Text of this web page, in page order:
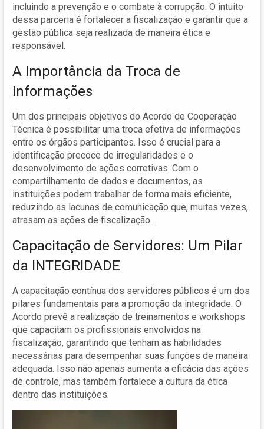
incluindo a prevenção e o combate à corrupção. O intuito
dessa parceria é fortalecer a fiscalização e garantir que a
gestão pública seja realizada de maneira ética e
responsável.
A Importância da Troca de
Informações
Um dos principais objetivos do Acordo de Cooperação
Técnica é possibilitar uma troca efetiva de informações
entre os órgãos participantes. Isso é crucial para a
identificação precoce de irregularidades e o
desenvolvimento de ações corretivas. Com o
compartilhamento de dados e documentos, as
instituições podem trabalhar de forma mais eficiente,
reduzindo as lacunas de comunicação que, muitas vezes,
atrasam as ações de fiscalização.
Capacitação de Servidores: Um Pilar
da INTEGRIDADE
A capacitação contínua dos servidores públicos é um dos
pilares fundamentais para a promoção da integridade. O
Acordo prevê a realização de treinamentos e workshops
que capacitam os profissionais envolvidos na
fiscalização, garantindo que tenham as habilidades
necessárias para desempenhar suas funções de maneira
adequada. Isso não apenas aumenta a eficácia das ações
de controle, mas também fortalece a cultura da ética
dentro das instituições.